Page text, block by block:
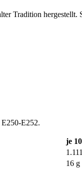
Tradition
E252.
je
16 g